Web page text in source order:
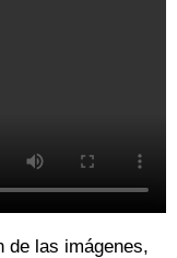
de las imágenes,